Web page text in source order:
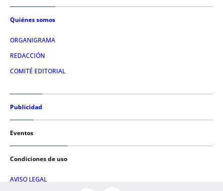
Quiénes somos
ORGANIGRAMA
REDACCIÓN
COMITÉ EDITORIAL
Publicidad
Eventos
Condiciones de uso
AVISO LEGAL